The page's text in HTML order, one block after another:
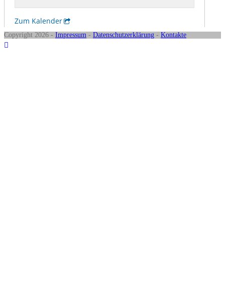
Copyright 2026 - Impressum - Datenschutzerklärung - Kontakte